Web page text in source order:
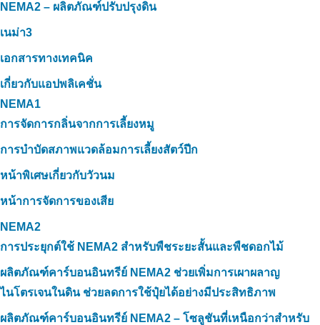
NEMA2 – ผลิตภัณฑ์ปรับปรุงดิน
เนม่า3
เอกสารทางเทคนิค
เกี่ยวกับแอปพลิเคชั่น
NEMA1
การจัดการกลิ่นจากการเลี้ยงหมู
การบำบัดสภาพแวดล้อมการเลี้ยงสัตว์ปีก
หน้าพิเศษเกี่ยวกับวัวนม
หน้าการจัดการของเสีย
NEMA2
การประยุกต์ใช้ NEMA2 สำหรับพืชระยะสั้นและพืชดอกไม้
ผลิตภัณฑ์คาร์บอนอินทรีย์ NEMA2 ช่วยเพิ่มการเผาผลาญ
ไนโตรเจนในดิน ช่วยลดการใช้ปุ๋ยได้อย่างมีประสิทธิภาพ
ผลิตภัณฑ์คาร์บอนอินทรีย์ NEMA2 – โซลูชันที่เหนือกว่าสำหรับ